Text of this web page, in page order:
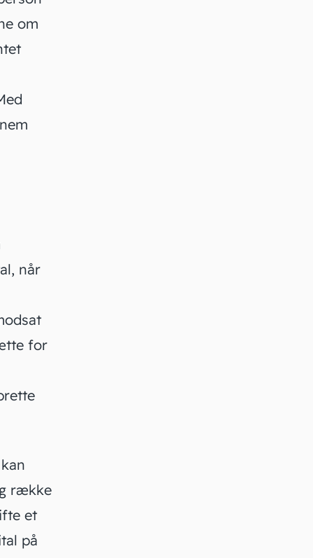
om
når
for
række
et
på